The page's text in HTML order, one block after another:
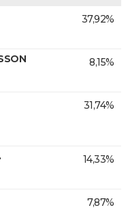
37,92%
8,15%
31,74%
14,33%
7,87%